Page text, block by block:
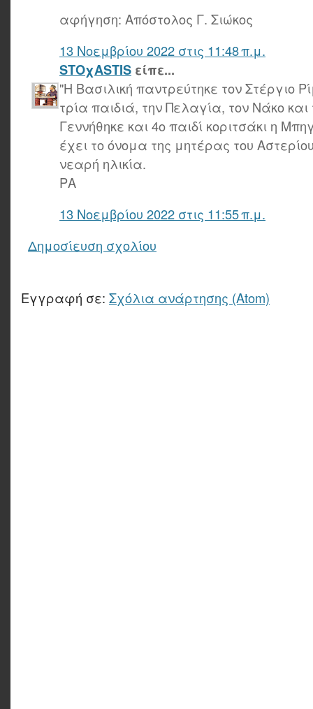
αφήγηση: Απόστολος Γ. Σιώκος
13 Νοεμβρίου 2022 στις 11:48 π.μ.
STOχASTIS είπε...
"Η Βασιλική παντρεύτηκε τον Στέργιο
τρία παιδιά, την Πελαγία, τον Νάκο
Γεννήθηκε και 4ο παιδί κοριτσάκι η
έχει το όνομα της μητέρας του
νεαρή ηλικία.
ΡΑ
13 Νοεμβρίου 2022 στις 11:55 π.μ.
Δημοσίευση σχολίου
Εγγραφή σε: Σχόλια ανάρτησης (Atom)